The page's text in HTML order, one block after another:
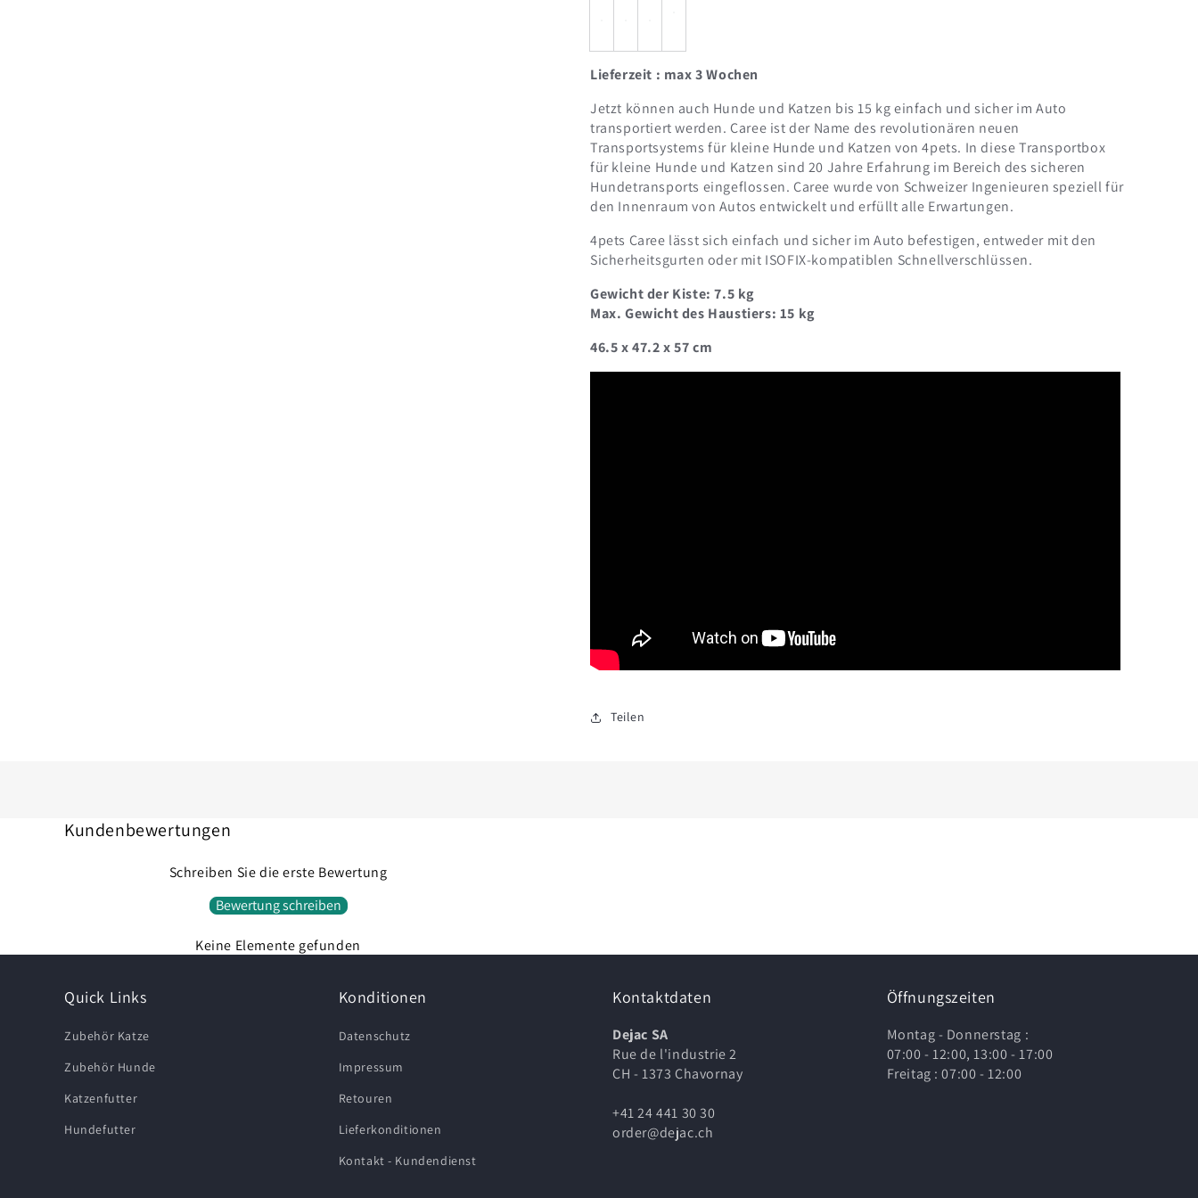
Lieferzeit : max 3 Wochen
Jetzt können auch Hunde und Katzen bis 15 kg einfach und sicher im Auto
transportiert werden. Caree ist der Name des revolutionären neuen
Transportsystems für kleine Hunde und Katzen von 4pets. In diese Transportbox
für kleine Hunde und Katzen sind 20 Jahre Erfahrung im Bereich des sicheren
Hundetransports eingeflossen. Caree wurde von Schweizer Ingenieuren speziell für
den Innenraum von Autos entwickelt und erfüllt alle Erwartungen.
4pets Caree lässt sich einfach und sicher im Auto befestigen, entweder mit den
Sicherheitsgurten oder mit ISOFIX-kompatiblen Schnellverschlüssen.
Gewicht der Kiste: 7.5 kg
Max. Gewicht des Haustiers: 15 kg
46.5 x 47.2 x 57 cm
Teilen
Kundenbewertungen
Schreiben Sie die erste Bewertung
Bewertung schreiben
Keine Elemente gefunden
Quick Links
Zubehör Katze
Zubehör Hunde
Katzenfutter
Hundefutter
Konditionen
Datenschutz
Impressum
Retouren
Lieferkonditionen
Kontakt - Kundendienst
Kontaktdaten
Dejac SA
Rue de l'industrie 2
CH - 1373 Chavornay
+41 24 441 30 30
order@dejac.ch
Öffnungszeiten
Montag - Donnerstag :
07:00 - 12:00, 13:00 - 17:00
Freitag : 07:00 - 12:00